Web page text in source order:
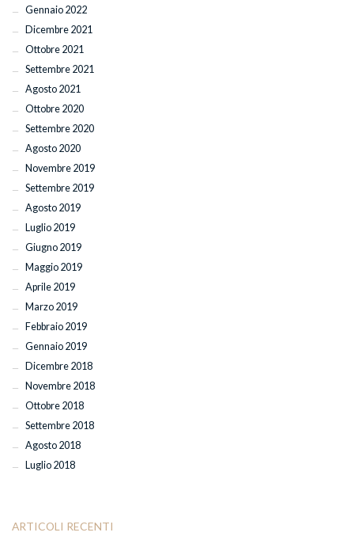
Gennaio 2022
Dicembre 2021
Ottobre 2021
Settembre 2021
Agosto 2021
Ottobre 2020
Settembre 2020
Agosto 2020
Novembre 2019
Settembre 2019
Agosto 2019
Luglio 2019
Giugno 2019
Maggio 2019
Aprile 2019
Marzo 2019
Febbraio 2019
Gennaio 2019
Dicembre 2018
Novembre 2018
Ottobre 2018
Settembre 2018
Agosto 2018
Luglio 2018
ARTICOLI RECENTI